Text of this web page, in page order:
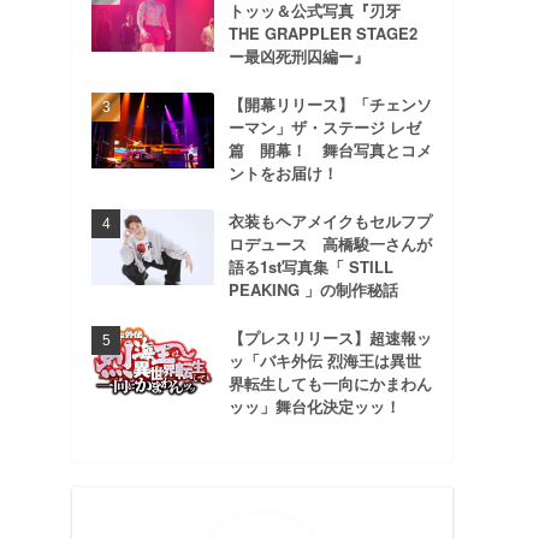
トッッ＆公式写真『刃牙
THE GRAPPLER STAGE2
ー最凶死刑囚編ー』
【開幕リリース】「チェンソ
ーマン」ザ・ステージ レゼ
篇 開幕！ 舞台写真とコメ
ントをお届け！
衣装もヘアメイクもセルフプ
ロデュース 高橋駿一さんが
語る1st写真集「 STILL
PEAKING 」の制作秘話
【プレスリリース】超速報ッ
ッ「バキ外伝 烈海王は異世
界転生しても一向にかまわん
ッッ」舞台化決定ッッ！